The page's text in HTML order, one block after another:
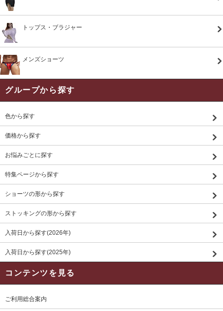
トップス・ブラジャー
メンズショーツ
グループから探す
色から探す
価格から探す
お悩みごとに探す
特集ページから探す
ショーツの形から探す
ストッキングの形から探す
入荷日から探す(2026年)
入荷日から探す(2025年)
コンテンツを見る
ご利用総合案内